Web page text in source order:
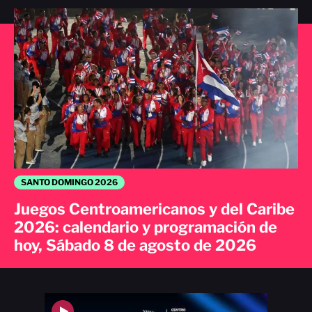
SANTO DOMINGO 2026
Juegos Centroamericanos y del Caribe
2026: calendario y programación de
hoy, Sábado 8 de agosto de 2026